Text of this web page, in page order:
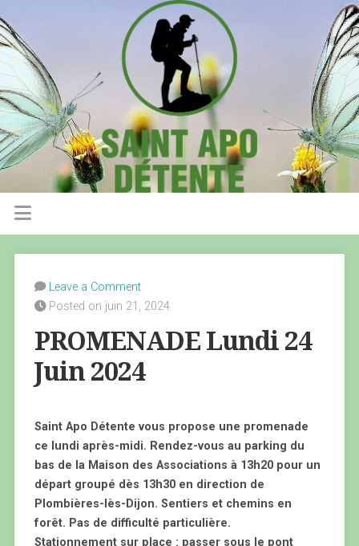
Leave a Comment
Posted on juin 21, 2024
PROMENADE Lundi 24
Juin 2024
Saint Apo Détente vous propose une promenade
ce lundi après-midi. Rendez-vous au parking du
bas de la Maison des Associations à 13h20 pour un
départ groupé dès 13h30 en direction de
Plombières-lès-Dijon. Sentiers et chemins en
forêt. Pas de difficulté particulière.
Stationnement sur place : passer sous le pont